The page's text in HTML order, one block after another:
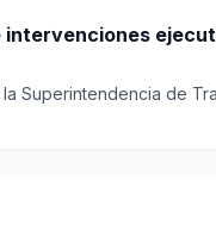
Superintendencia de